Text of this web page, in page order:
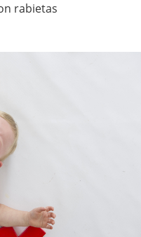
rabietas